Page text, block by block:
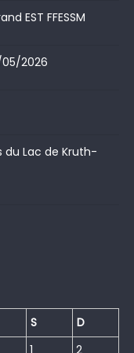
EST FFESSM
2026
du Lac de Kruth-
S
D
1
2